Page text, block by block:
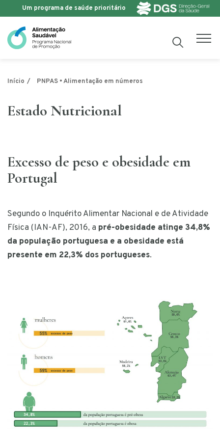
Saltar para o conteúdo
Um programa de saúde prioritário
Início PNPAS • Alimentação em números
Estado Nutricional
Excesso de peso e obesidade em
Portugal
Segundo o Inquérito Alimentar Nacional e de Atividade
Física (IAN-AF), 2016, a pré-obesidade atinge 34,8%
da população portuguesa e a obesidade está
presente em 22,3% dos portugueses.